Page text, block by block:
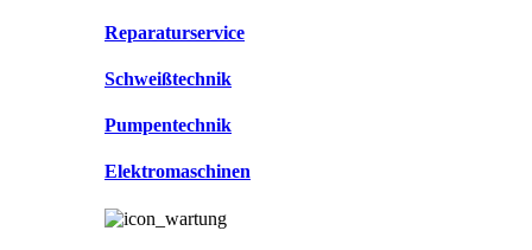
Reparaturservice
Schweißtechnik
Pumpentechnik
Elektromaschinen